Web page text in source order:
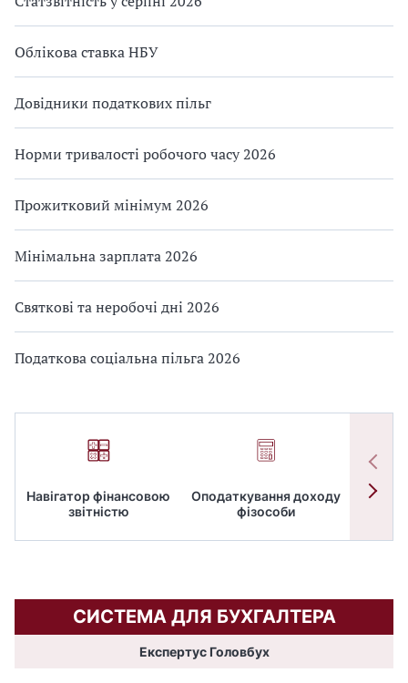
Облікова ставка НБУ
Довідники податкових пільг
Норми тривалості робочого часу 2026
Прожитковий мінімум 2026
Мінімальна зарплата 2026
Святкові та неробочі дні 2026
Податкова соціальна пільга 2026
Навігатор фінансовою
звітністю
Оподаткування доходу
фізособи
СИСТЕМА ДЛЯ БУХГАЛТЕРА
Експертус Головбух